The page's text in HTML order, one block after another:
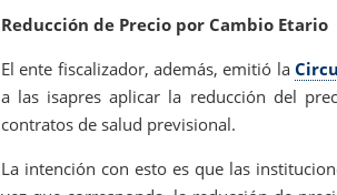
Reducción de Precio por Cambio Etario
El ente fiscalizador, además, emitió la
a las isapres aplicar la reducción del
contratos de salud previsional.
La intención con esto es que las